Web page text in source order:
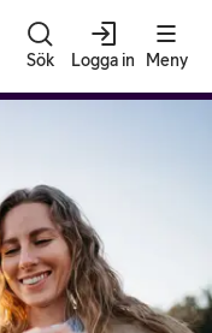
Sök Logga in Meny